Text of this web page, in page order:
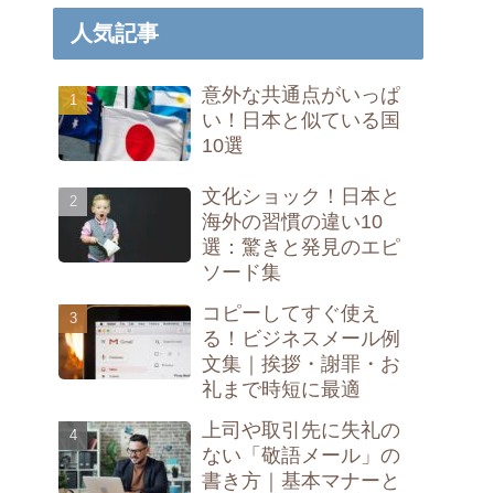
人気記事
意外な共通点がいっぱ
い！日本と似ている国
10選
文化ショック！日本と
海外の習慣の違い10
選：驚きと発見のエピ
ソード集
コピーしてすぐ使え
る！ビジネスメール例
文集｜挨拶・謝罪・お
礼まで時短に最適
上司や取引先に失礼の
ない「敬語メール」の
書き方｜基本マナーと